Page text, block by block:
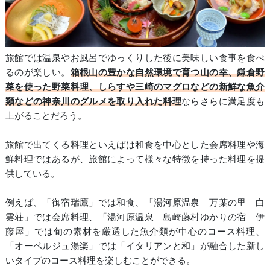
旅館では温泉やお風呂でゆっくりした後に美味しい食事を食べ
るのが楽しい。 箱根山の豊かな自然環境で育つ山の幸、鎌倉野
菜を使った野菜料理、しらすや三崎のマグロなどの新鮮な魚介
類などの神奈川のグルメを取り入れた料理ならさらに満足度も
上がることだろう。
旅館で出てくる料理といえばは和食を中心とした会席料理や海
鮮料理ではあるが、旅館によって様々な特徴を持った料理を提
供している。
例えば、「御宿瑞鷹」では和食、「湯河原温泉 万葉の里 白
雲荘」では会席料理、「湯河原温泉 島崎藤村ゆかりの宿 伊
藤屋」では旬の素材を厳選した魚介類が中心のコース料理、
「オーベルジュ湯楽」では「イタリアンと和」が融合した新し
いタイプのコース料理を楽しむことができる。